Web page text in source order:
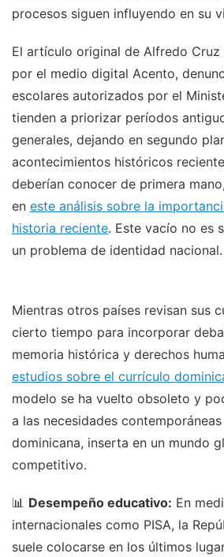
procesos siguen influyendo en su
El artículo original de Alfredo Cruz
por el medio digital Acento,
escolares autorizados por el
tienden a priorizar períodos
generales, dejando en segundo
acontecimientos históricos
deberían conocer de primera
en este análisis sobre la
historia reciente. Este vacío no es
un problema de identidad nacional.
Mientras otros países revisan sus
cierto tiempo para incorporar
memoria histórica y derechos
estudios sobre el currículo
modelo se ha vuelto obsoleto y
a las necesidades
dominicana, inserta en un mundo
competitivo.
📊 Desempeño educativo: En
internacionales como PISA, la
suele colocarse en los últimos